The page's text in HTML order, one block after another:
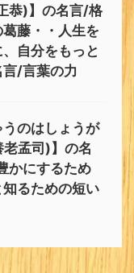
恭)】の名言/格
藤・・人生を
自分をもっと
/言葉の力
うのはしょうが
孟司)】の名
かにするため
るための短い